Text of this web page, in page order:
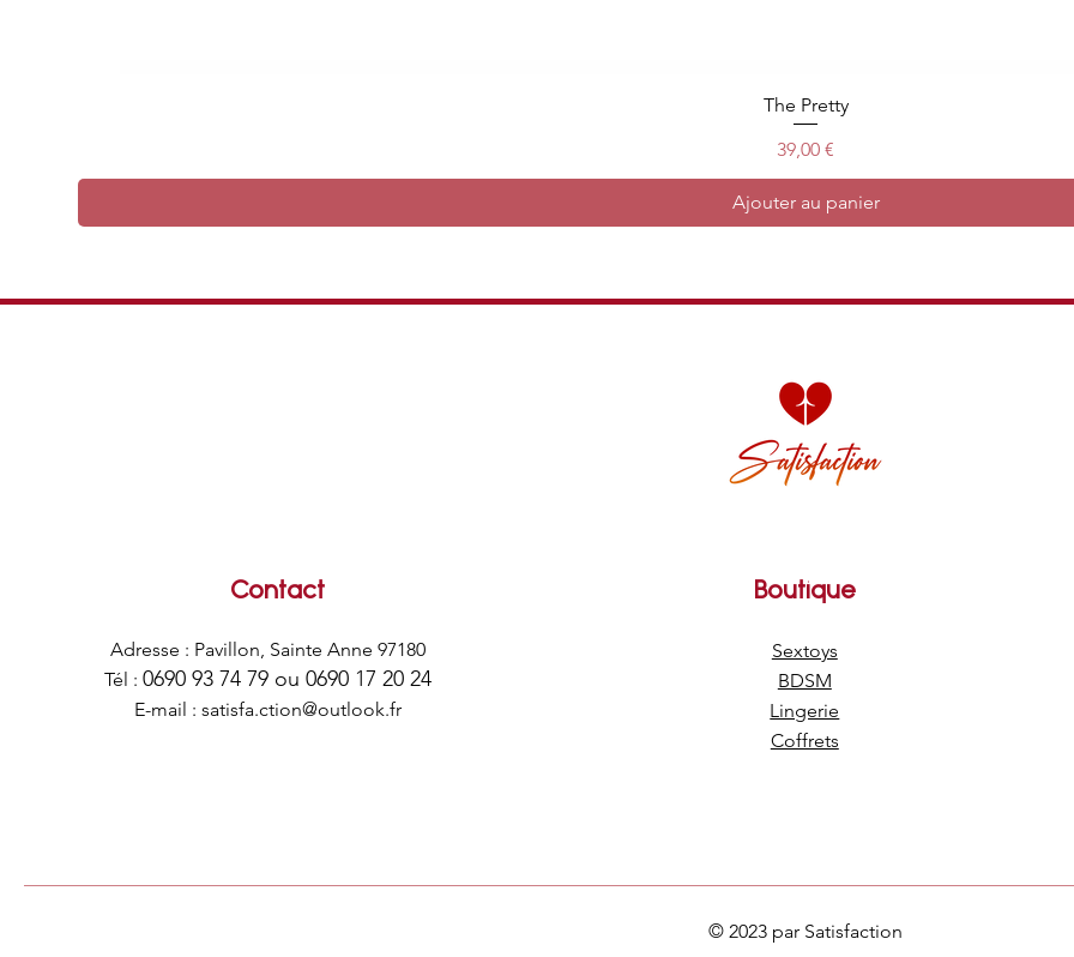
The Pretty
Prix
39,00 €
Ajouter au panier
Contact
Adresse : Pavillon, Sainte Anne 97180
Tél : 0690 93 74 79ou 0690 17 20 24
E-mail : satisfa.ction@outlook.fr
Boutique
Sextoys
BDSM
Lingerie
Coffrets
© 2023 par Satisfaction